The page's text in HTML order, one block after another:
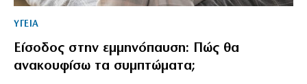
ΥΓΕΙΑ
Είσοδος στην εμμηνόπαυση: Πώς θα
ανακουφίσω τα συμπτώματα;